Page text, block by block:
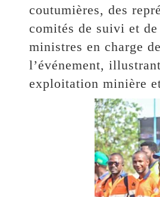
coutumières, des
comités de suivi et
ministres en charge
l’événement,
exploitation minière